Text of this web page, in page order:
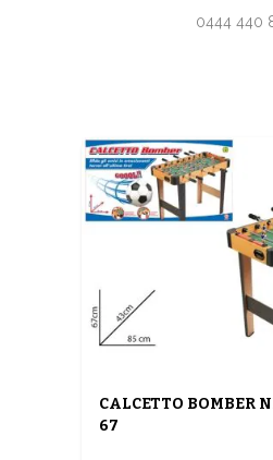
0444 440
CALCETTO BOMBER
67